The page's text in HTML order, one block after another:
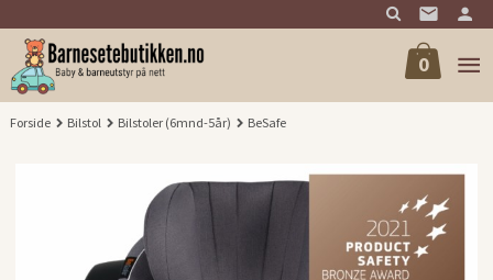
til
innholdet
0
Forside Bilstol Bilstoler (6mnd-5år) BeSafe